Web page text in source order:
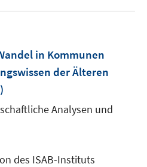
in Kommunen
der Älteren
Analysen und
des ISAB-Instituts